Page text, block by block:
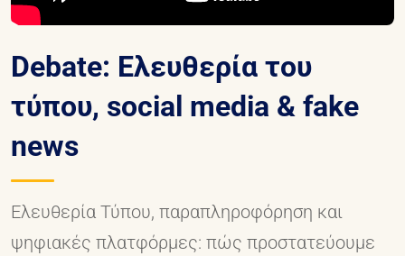
Debate: Ελευθερία του
τύπου, social media & fake
news
Ελευθερία Τύπου, παραπληροφόρηση και
ψηφιακές πλατφόρμες: πώς προστατεύουμε